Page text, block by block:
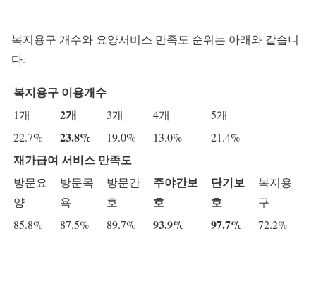
복지용구 개수와 요양서비스 만족도 순위는 아래와 같습니
다.
복지용구 이용개수
1개 2개 3개 4개
5개
22.7%
23.8% 19.0% 13.0% 21.4%
재가급여 서비스 만족도
방문요
양
방문목
욕
방문간
호
주야간보
호
단기보
호
복지용
구
85.8%
87.5% 89.7% 93.9% 97.7% 72.2%